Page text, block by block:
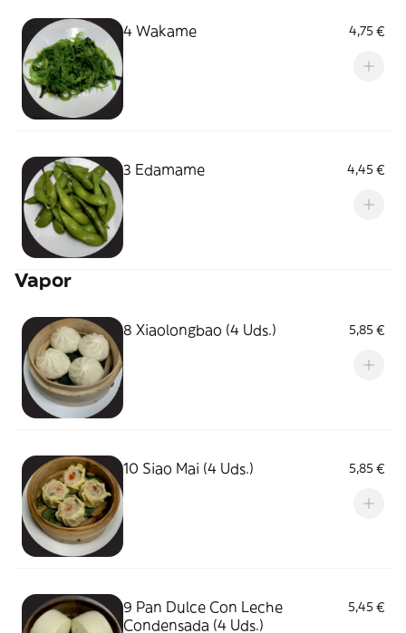
4 Wakame 4,75 €
3 Edamame 4,45 €
Vapor
8 Xiaolongbao (4 Uds.) 5,85 €
10 Siao Mai (4 Uds.) 5,85 €
9 Pan Dulce Con Leche
Condensada (4 Uds.)
5,45 €